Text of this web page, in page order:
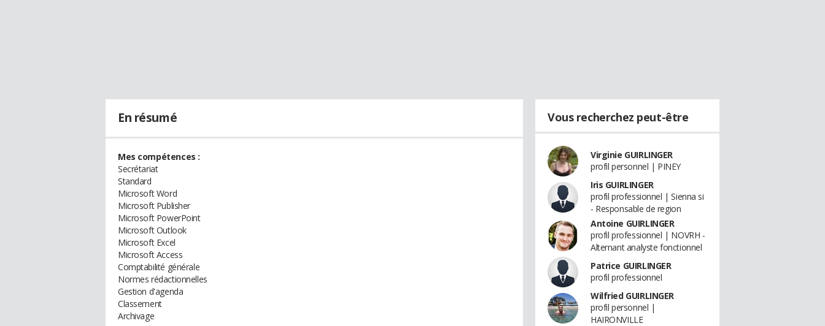
En résumé
Mes compétences :
Secrétariat
Standard
Microsoft Word
Microsoft Publisher
Microsoft PowerPoint
Microsoft Outlook
Microsoft Excel
Microsoft Access
Comptabilité générale
Normes rédactionnelles
Gestion d'agenda
Classement
Archivage
Vous recherchez peut-être
Virginie GUIRLINGER
profil personnel | PINEY
Iris GUIRLINGER
profil professionnel | Sienna si
- Responsable de region
Antoine GUIRLINGER
profil professionnel | NOVRH -
Alternant analyste fonctionnel
Patrice GUIRLINGER
profil professionnel
Wilfried GUIRLINGER
profil personnel |
HAIRONVILLE